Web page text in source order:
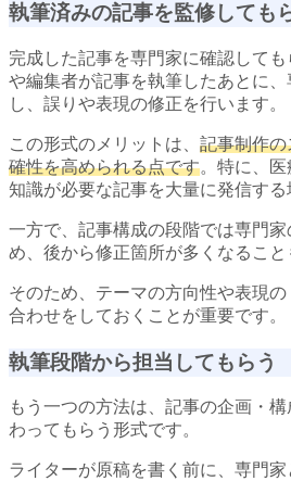
執筆済みの記事を監修しても
完成した記事を専門家に確認して
や編集者が記事を執筆したあとに
し、誤りや表現の修正を行います。
この形式のメリットは、 記事制作
確性を高められる点です。特に、
知識が必要な記事を大量に発信する
一方で、記事構成の段階では専門
め、後から修正箇所が多くなること
そのため、テーマの方向性や表現
合わせをしておくことが重要です。
執筆段階から担当してもらう
もう一つの方法は、記事の企画・
わってもらう形式です。
ライターが原稿を書く前に、専門